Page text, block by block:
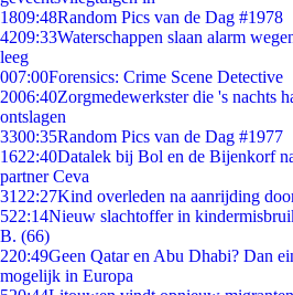
1809:48Random Pics van de Dag #1978
4209:33Waterschappen slaan alarm
leeg
007:00Forensics: Crime Scene Detective
2006:40Zorgmedewerkster die 's nachts
ontslagen
3300:35Random Pics van de Dag #1977
1622:40Datalek bij Bol en de Bijenkorf
partner Ceva
31 22:27Kind overleden na aanrijding
522:14Nieuw slachtoffer in
B. (66)
220:49Geen Qatar en Abu Dhabi? Dan
mogelijk in Europa